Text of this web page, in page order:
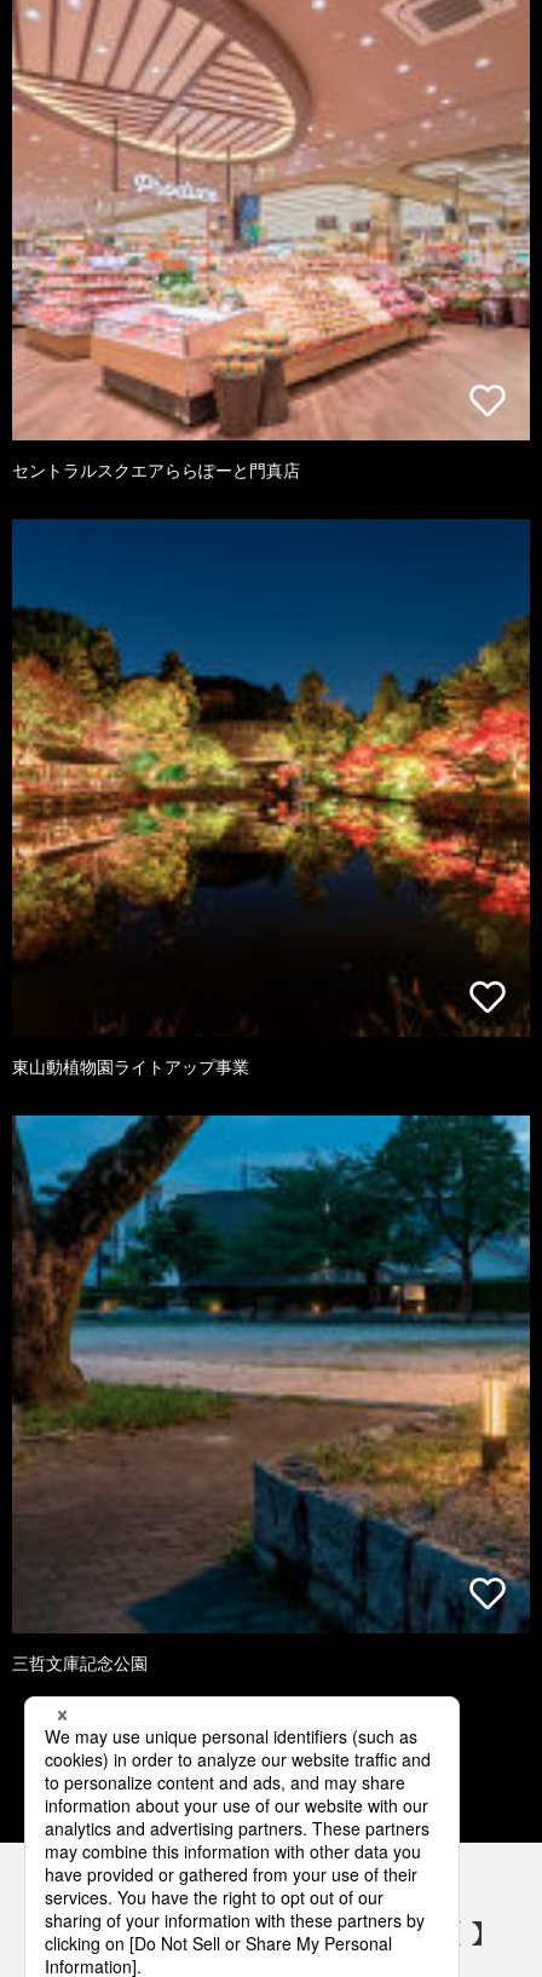
セントラルスクエアららぽーと門真店
東山動植物園ライトアップ事業
三哲文庫記念公園
1 2 3 4 5
パナソニックの電気設備 SNSアカウント